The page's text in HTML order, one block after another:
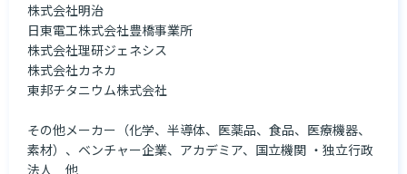
株式会社明治
日東電工株式会社豊橋事業所
株式会社理研ジェネシス
株式会社カネカ
東邦チタニウム株式会社
その他メーカー（化学、半導体、医薬品、食品、医療機器、
素材）、ベンチャー企業、アカデミア、国立機関 ・独立行政
法人　他